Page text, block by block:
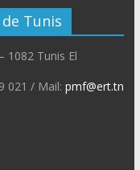
Tunis
1082 Tunis El
021 / Mail: pmf@ert.tn